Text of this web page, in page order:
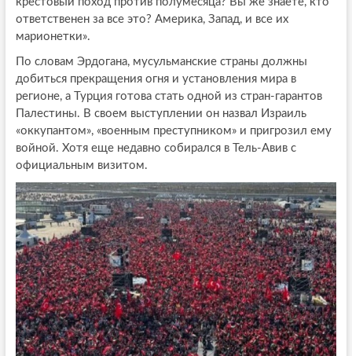
ответственен за все это? Америка, Запад, и все их
марионетки».
По словам Эрдогана, мусульманские страны должны
добиться прекращения огня и установления мира в
регионе, а Турция готова стать одной из стран-гарантов
Палестины. В своем выступлении он назвал Израиль
«оккупантом», «военным преступником» и пригрозил ему
войной. Хотя еще недавно собирался в Тель-Авив с
официальным визитом.